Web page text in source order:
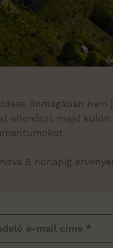
önmagában nem
ellenőrzi, majd
6 hónapig